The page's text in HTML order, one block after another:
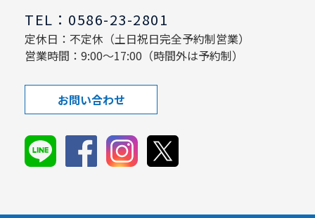
TEL：0586-23-2801
定休日：不定休（土日祝日完全予約制営業）
営業時間：9:00～17:00（時間外は予約制）
お問い合わせ